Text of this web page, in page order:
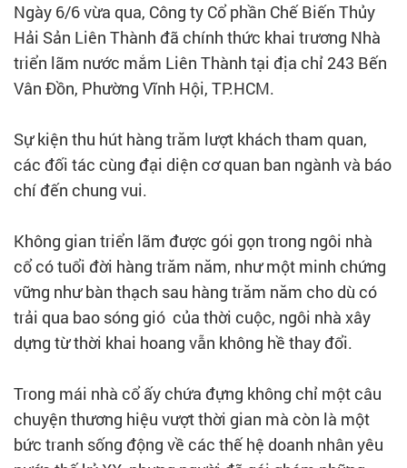
Ngày 6/6 vừa qua, Công ty Cổ phần Chế Biến Thủy
Hải Sản Liên Thành đã chính thức khai trương Nhà
triển lãm nước mắm Liên Thành tại địa chỉ 243 Bến
Vân Đồn, Phường Vĩnh Hội, TP.HCM.
Sự kiện thu hút hàng trăm lượt khách tham quan,
các đối tác cùng đại diện cơ quan ban ngành và báo
chí đến chung vui.
Không gian triển lãm được gói gọn trong ngôi nhà
cổ có tuổi đời hàng trăm năm, như một minh chứng
vững như bàn thạch sau hàng trăm năm cho dù có
trải qua bao sóng gió của thời cuộc, ngôi nhà xây
dựng từ thời khai hoang vẫn không hề thay đổi.
Trong mái nhà cổ ấy chứa đựng không chỉ một câu
chuyện thương hiệu vượt thời gian mà còn là một
bức tranh sống động về các thế hệ doanh nhân yêu